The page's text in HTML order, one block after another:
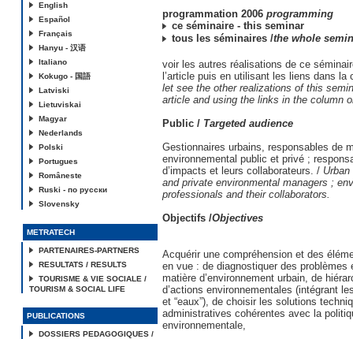
English
Español
Français
Hanyu - 汉语
Italiano
Kokugo - 国語
Latviski
Lietuviskai
Magyar
Nederlands
Polski
Portugues
Româneste
Ruski - по русски
Slovensky
METRATECH
PARTENAIRES-PARTNERS
RESULTATS / RESULTS
TOURISME & VIE SOCIALE /
TOURISM & SOCIAL LIFE
PUBLICATIONS
DOSSIERS PEDAGOGIQUES /
programmation 2006 programming
ce séminaire - this seminar
tous les séminaires /the whole
voir les autres réalisations de ce
l’article puis en utilisant les liens dans la
let see the other realizations of this
article and using the links in the column
Public / Targeted audience
Gestionnaires urbains, responsables de
environnemental public et privé ;
d’impacts et leurs collaborateurs. /
and private environmental managers ;
professionals and their collaborators.
Objectifs /Objectives
Acquérir une compréhension et des
en vue : de diagnostiquer des problèmes
matière d’environnement urbain, de
d’actions environnementales (intégrant
et “eaux”), de choisir les solutions
administratives cohérentes avec la
environnementale,